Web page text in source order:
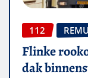
112
Flinke
dak